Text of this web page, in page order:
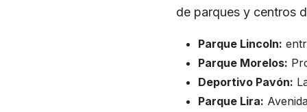
de parques y centros
Parque Lincoln:
Parque Morelos:
Deportivo Pavón:
Parque Lira: